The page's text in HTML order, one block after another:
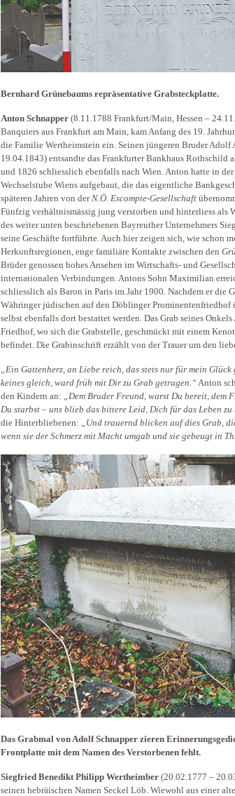
Bernhard Grünebaums repräsentative Grabsteckplatte.
Anton Schnapper (8.11.1788 Frankfurt/Main, Hessen –
Banquiers aus Frankfurt am Main, kam Anfang des 19.
die Familie Wertheimstein ein. Seinen jüngeren Bruder Adolf
19.04.1843) entsandte das Frankfurter Bankhaus Rothschild
und 1826 schliesslich ebenfalls nach Wien. Anton hatte in
Wechselstube Wiens aufgebaut, die das eigentliche
späteren Jahren von derN.Ö. Escompte-Gesellschaft
Fünfzig verhältnismässig jung verstorben und hinterliess als
des weiter unten beschriebenen Bayreuther Unternehmers
seine Geschäfte fortführte. Auch hier zeigen sich, wie schon
Herkunftsregionen, enge familiäre Kontakte zwischen den
Brüder genossen hohes Ansehen im Wirtschafts- und
internationalen Verbindungen. Antons Sohn Maximilian
schliesslich als Baron in Paris im Jahr 1900. Nachdem er die
Währinger jüdischen auf den Döblinger Prominentenfriedhof
selbst ebenfalls dort bestattet werden. Das Grab seines
Friedhof, wo sich die Grabstelle, geschmückt mit einem
befindet. Die Grabinschrift erzählt von der Trauer um den
„Ein Gattenherz, an Liebe reich, das stets nur für mein Glück
keines gleich, ward früh mit Dir zu Grab getragen.“Anton
den Kindern an: „Dem Bruder Freund, warst Du bereit, dem
Du starbst – uns blieb das bittere Leid, Dich für das Leben zu
die Hinterbliebenen: „Und trauernd blicken auf dies Grab,
wenn sie der Schmerz mit Macht umgab und sie gebeugt in
Das Grabmal von Adolf Schnapper zieren
Frontplatte mit dem Namen des Verstorbenen fehlt.
Siegfried Benedikt Philipp Wertheimber (20.02.1777 –
seinen hebräischen Namen Seckel Löb. Wiewohl aus einer